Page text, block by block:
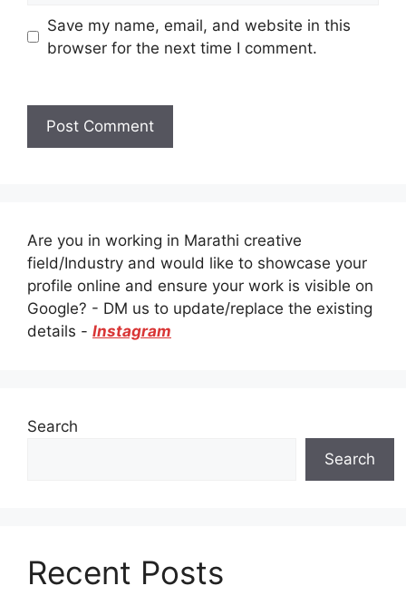
Save my name, email, and website in this
browser for the next time I comment.
Are you in working in Marathi creative
field/Industry and would like to showcase your
profile online and ensure your work is visible on
Google? - DM us to update/replace the existing
details - Instagram
Search
Search
Recent Posts